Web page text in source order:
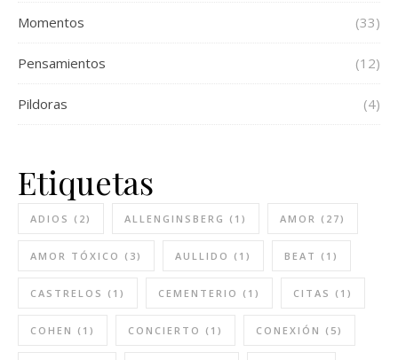
Momentos (33)
Pensamientos (12)
Pildoras (4)
Etiquetas
ADIOS (2) ALLENGINSBERG (1) AMOR (27)
AMOR TÓXICO (3) AULLIDO (1) BEAT (1)
CASTRELOS (1) CEMENTERIO (1) CITAS (1)
COHEN (1) CONCIERTO (1) CONEXIÓN (5)